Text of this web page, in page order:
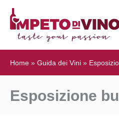
Home » Guida dei Vini »
Esposizione